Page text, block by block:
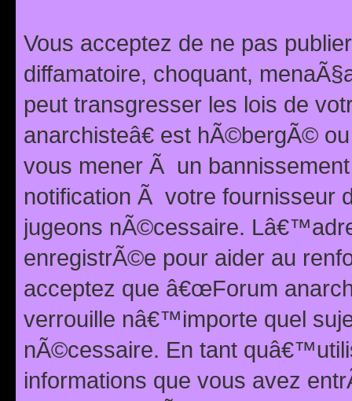
Vous acceptez de ne pas
diffamatoire, choquant,
peut transgresser les lois de
anarchisteâ€ est hÃ©bergÃ©
vous mener Ã un
notification Ã votre fournisseur
jugeons nÃ©cessaire.
enregistrÃ©e pour aider au
acceptez que â€œForum
verrouille nâ€™importe quel
nÃ©cessaire. En tant
informations que vous avez